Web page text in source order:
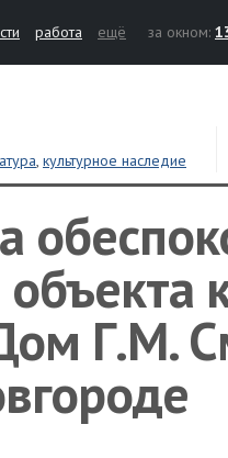
работа ещё за окном:
, культурное наследие
Г.М.